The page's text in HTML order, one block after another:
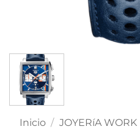
Inicio / JOYERíA WORK